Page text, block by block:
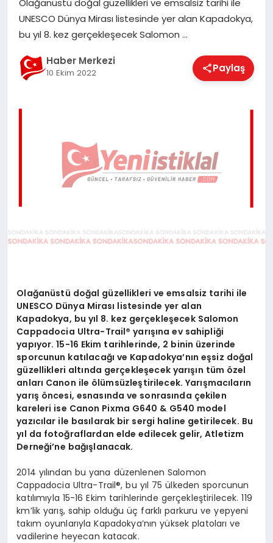
EKONOMI
TEKNOLOJI
Olağanüstü doğal güzellikleri ve emsalsiz tarihi ile
UNESCO Dünya Mirası listesinde yer alan Kapadokya,
bu yıl 8. kez gerçekleşecek Salomon …
Haber Merkezi
10 Ekim 2022 Paylaş
Olağanüstü doğal güzellikleri ve emsalsiz tarihi ile
UNESCO Dünya Mirası listesinde yer alan
Kapadokya, bu yıl 8. kez gerçekleşecek Salomon
Cappadocia Ultra-Trail® yarışına ev sahipliği
yapıyor. 15-16 Ekim tarihlerinde, 2 binin üzerinde
sporcunun katılacağı ve Kapadokya’nın eşsiz doğal
güzellikleri altında gerçekleşecek yarışın tüm özel
anları Canon ile ölümsüzleştirilecek. Yarışmacıların
yarış öncesi, esnasında ve sonrasında çekilen
kareleri ise Canon Pixma G640 & G540 model
yazıcılar ile basılarak bir sergi haline getirilecek. Bu
yıl da fotoğraflardan elde edilecek gelir, Atletizm
Derneği’ne bağışlanacak.
2014 yılından bu yana düzenlenen Salomon
Cappadocia Ultra-Trail®, bu yıl 75 ülkeden sporcunun
katılımıyla 15-16 Ekim tarihlerinde gerçekleştirilecek. 119
km’lik yarış, sahip olduğu üç farklı parkuru ve yepyeni
takım oyunlarıyla Kapadokya’nın yüksek platoları ve
vadilerine heyecan katacak.